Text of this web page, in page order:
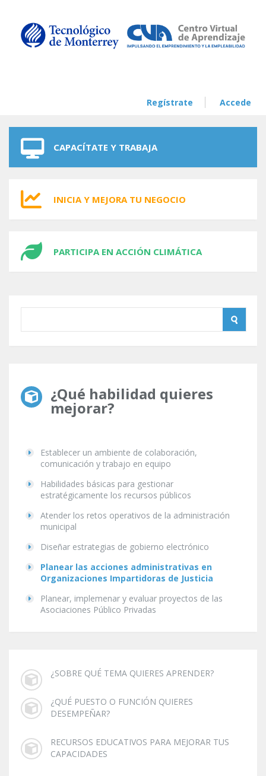
Regístrate Accede
CAPACÍTATE Y TRABAJA
INICIA Y MEJORA TU NEGOCIO
PARTICIPA EN ACCIÓN CLIMÁTICA
¿Qué habilidad quieres
mejorar?
Establecer un ambiente de colaboración,
comunicación y trabajo en equipo
Habilidades básicas para gestionar
estratégicamente los recursos públicos
Atender los retos operativos de la administración
municipal
Diseñar estrategias de gobierno electrónico
Planear las acciones administrativas en
Organizaciones Impartidoras de Justicia
Planear, implemenar y evaluar proyectos de las
Asociaciones Público Privadas
¿SOBRE QUÉ TEMA QUIERES APRENDER?
¿QUÉ PUESTO O FUNCIÓN QUIERES
DESEMPEÑAR?
RECURSOS EDUCATIVOS PARA MEJORAR TUS
CAPACIDADES